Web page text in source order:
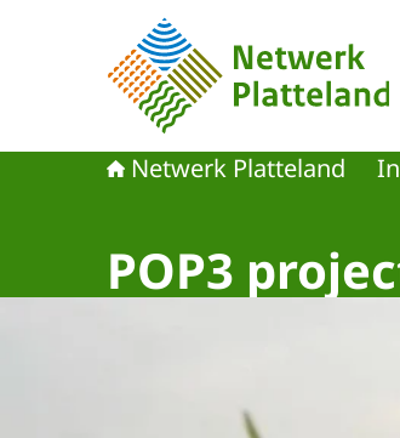
Naar de homepage van
Netwerk Platteland
POP3